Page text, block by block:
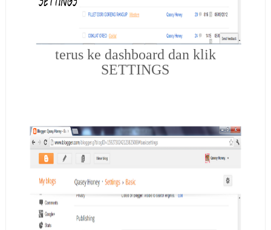
terus ke dashboard dan klik
SETTINGS